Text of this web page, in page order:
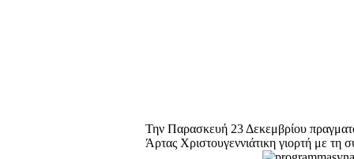
Την Παρασκευή 23 Δεκεμβρίου
Άρτας Χριστουγεννιάτικη γιορτή με